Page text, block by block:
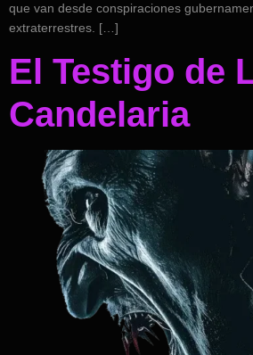
que van desde conspiraciones
extraterrestres. […]
El Testigo de
Candelaria